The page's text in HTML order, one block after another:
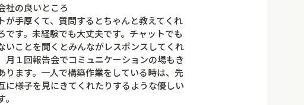
社の良いところ
が手厚くて、質問するとちゃんと教えてくれ
です。未経験でも大丈夫です。チャットでも
いことを聞くとみんながレスポンスしてくれ
月１回報告会でコミュニケーションの場もき
ります。一人で構築作業をしている時は、先
に様子を見にきてくれたりするような優しい